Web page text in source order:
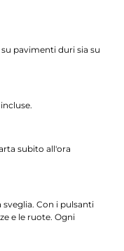
pavimenti duri sia su
subito all'ora
Con i pulsanti
e le ruote. Ogni